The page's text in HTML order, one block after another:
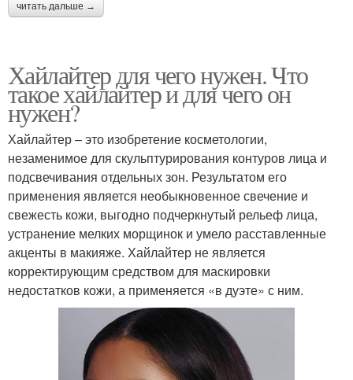
читать дальше →
Хайлайтер для чего нужен. Что
такое хайлайтер и для чего он
нужен?
Хайлайтер – это изобретение косметологии,
незаменимое для скульптурирования контуров лица и
подсвечивания отдельных зон. Результатом его
применения является необыкновенное свечение и
свежесть кожи, выгодно подчеркнутый рельеф лица,
устранение мелких морщинок и умело расставленные
акценты в макияже. Хайлайтер не является
корректирующим средством для маскировки
недостатков кожи, а применяется «в дуэте» с ним.